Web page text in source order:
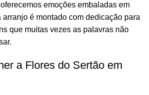
oferecemos emoções embaladas em
é montado com dedicação para
que muitas vezes as palavras não
a Flores do Sertão em